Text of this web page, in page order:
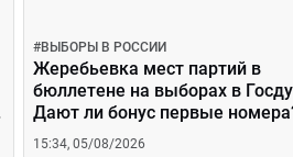
#ВЫБОРЫ В РОССИИ
Жеребьевка мест партий в
бюллетене на выборах в
Дают ли бонус первые
15:34, 05/08/2026